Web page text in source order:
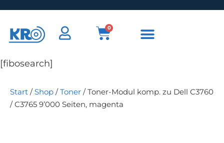
0
[fibosearch]
Start /Shop /Toner / Toner-Modul komp. zu Dell C3760
/ C3765 9’000 Seiten, magenta